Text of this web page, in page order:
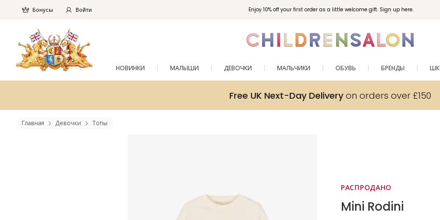
Enjoy 10% off your first order as a little welcome gift. Sign up here.
Бонусы Войти
НОВИНКИ МАЛЫШИ ДЕВОЧКИ МАЛЬЧИКИ ОБУВЬ БРЕНДЫ
Free UK Next-Day Deliveryon orders over £150
Главная Девочки Топы
РАСПРОДАНО
Mini Rodini